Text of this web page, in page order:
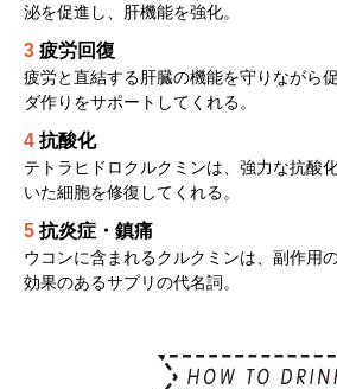
泌を促進し、肝機能を強化。
3 疲労回復
疲労と直結する肝臓の機能を守りながら
ダ作りをサポートしてくれる。
4 抗酸化
テトラヒドロクルクミンは、強力な抗酸
いた細胞を修復してくれる。
5 抗炎症・鎮痛
ウコンに含まれるクルクミンは、副作用
効果のあるサプリの代名詞。